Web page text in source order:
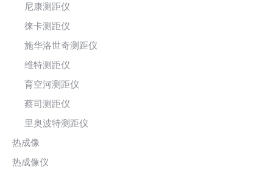
尼康测距仪
徕卡测距仪
施华洛世奇测距仪
维特测距仪
育空河测距仪
蔡司测距仪
里奥波特测距仪
热成像
热成像仪